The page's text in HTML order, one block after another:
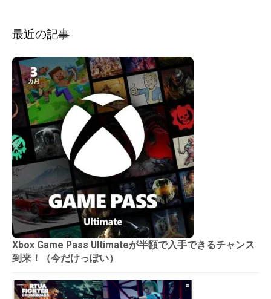
最近の記事
Xbox Game Pass Ultimateが半額で入手できるチャンス
到来！（今だけっぽい）